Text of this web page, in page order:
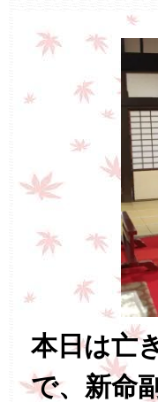
本日は亡
で、新命